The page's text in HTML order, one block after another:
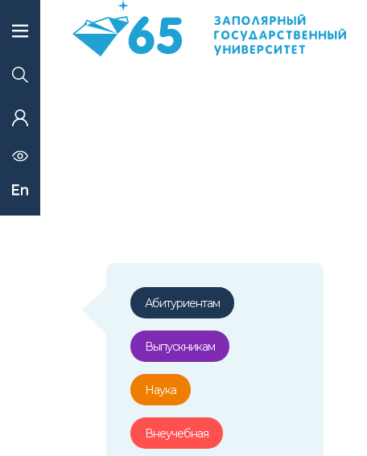
Абитуриентам
Выпускникам
Наука
Внеучебная